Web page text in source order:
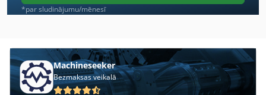
Raskin Rt 85
Sck 102
Steinemann Lotus 102 Sf
*par sludinājumu/mēnesī
Machineseeker
Bezmaksas veikalā